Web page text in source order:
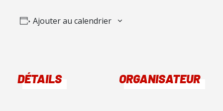
Ajouter au calendrier
DÉTAILS ORGANISATEUR